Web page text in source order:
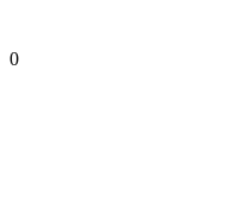
0